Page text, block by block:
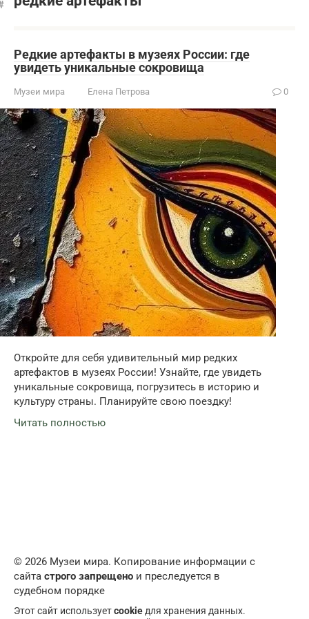
Редкие артефакты в музеях России: где
увидеть уникальные сокровища
Музеи мира Елена Петрова 0
Откройте для себя удивительный мир редких
артефактов в музеях России! Узнайте, где увидеть
уникальные сокровища, погрузитесь в историю и
культуру страны. Планируйте свою поездку!
Читать полностью
© 2026 Музеи мира. Копирование информации с
сайта строго запрещено и преследуется в
судебном порядке
Этот сайт используетcookie для хранения данных.